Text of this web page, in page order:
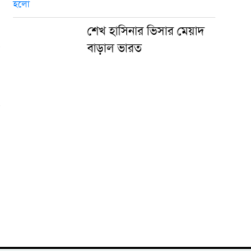
শেখ হাসিনার ভিসার মেয়াদ
বাড়াল ভারত